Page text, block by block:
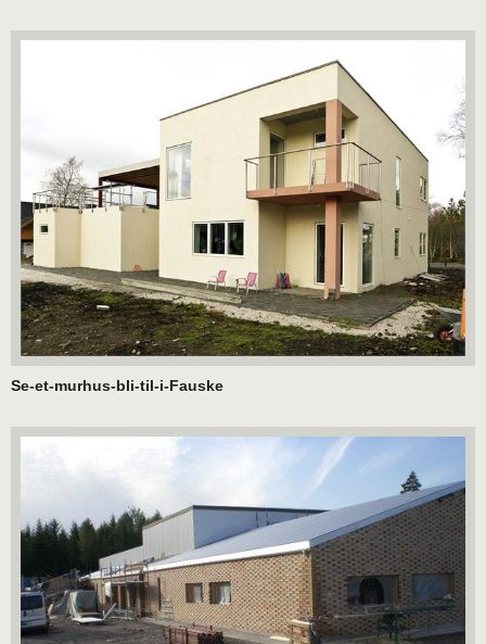
Se-et-murhus-bli-til-i-Fauske